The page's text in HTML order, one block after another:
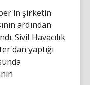
şirketin
ardından
Sivil Havacılık
yaptığı